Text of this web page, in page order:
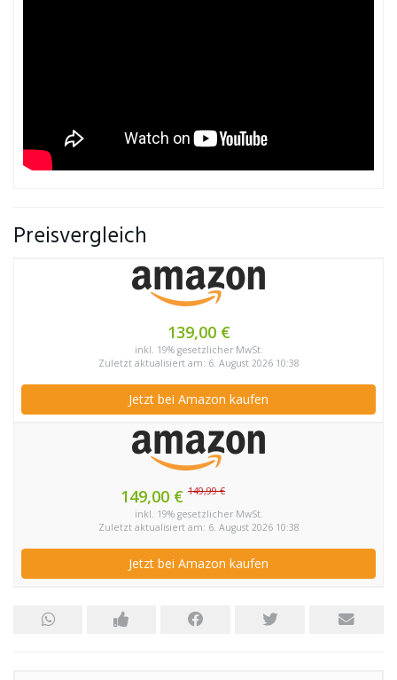
Preisvergleich
139,00 €
inkl. 19% gesetzlicher MwSt.
Zuletzt aktualisiert am: 6. August 2026 10:38
Jetzt bei Amazon kaufen
149,00 € 149,99 €
inkl. 19% gesetzlicher MwSt.
Zuletzt aktualisiert am: 6. August 2026 10:38
Jetzt bei Amazon kaufen